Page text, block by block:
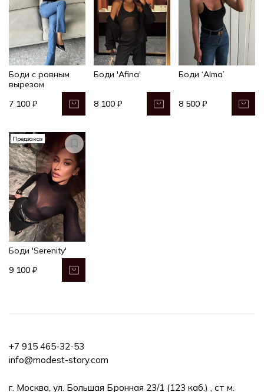
Боди с ровным
вырезом
7 100 ₽
Боди 'Afina'
8 100 ₽
Боди ‘Alma’
8 500 ₽
Предзаказ
Боди 'Serenity'
9 100 ₽
+7 915 465-32-53
info@modest-story.com
г. Москва, ул. Большая Бронная 23/1 (123 каб.) , ст м.